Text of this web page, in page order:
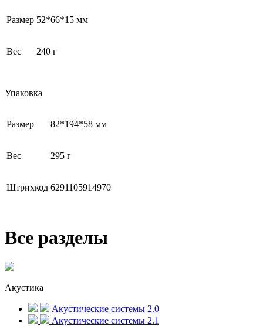
Размер 52*66*15 мм
Вес 240 г
Упаковка
Размер 82*194*58 мм
Вес 295 г
Штрихкод 6291105914970
Все разделы
Акустика
Акустические системы 2.0
Акустические системы 2.1